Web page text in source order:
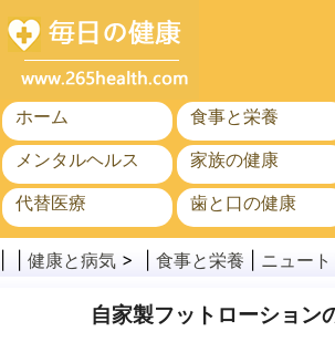
ホーム
食事と栄養
メンタルヘルス
家族の健康
代替医療
歯と口の健康
がん
公衆衛生
健康と病気 > | 食事と栄養 ニュー
自家製フットローション